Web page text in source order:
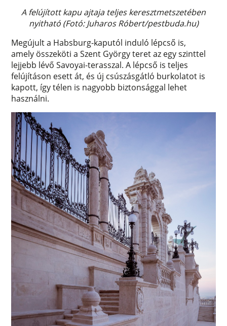
A felújított kapu ajtaja teljes keresztmetszetében
nyitható (Fotó: Juharos Róbert/pestbuda.hu)
Megújult a Habsburg-kaputól induló lépcső is,
amely összeköti a Szent György teret az egy szinttel
lejjebb lévő Savoyai-terasszal. A lépcső is teljes
felújításon esett át, és új csúszásgátló burkolatot is
kapott, így télen is nagyobb biztonsággal lehet
használni.